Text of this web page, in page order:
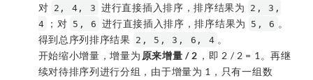
对 2, 4, 3 进行直接插入排序，排序结果为
2, 3,
4
；对 5, 6 进行直接插入排序，排序结果为 5, 6 。
得到总序列排序结果 2, 5, 3, 6, 4 。
开始缩小增量，增量为 原来增量 / 2 ，即 2 / 2 = 1。再继
续对待排序列进行分组，由于增量为 1，只有一组数